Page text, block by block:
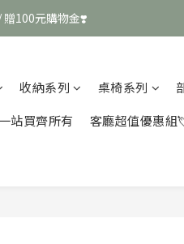
100元購物金❣️
100元購物金❣️
100元購物金❣️
收納系列 桌椅系列
站買齊所有
客廳超值優惠組